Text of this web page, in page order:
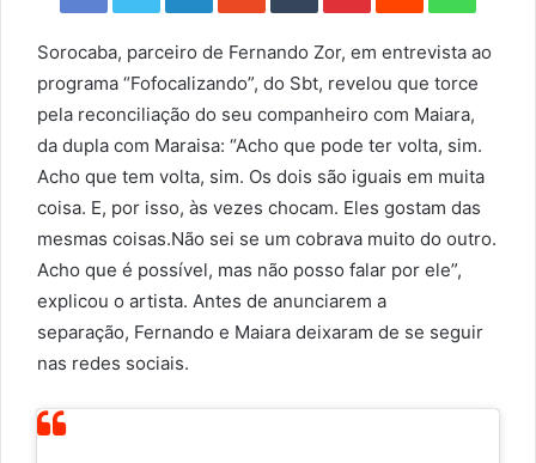
Sorocaba, parceiro de Fernando Zor, em entrevista ao
programa “Fofocalizando”, do Sbt, revelou que torce
pela reconciliação do seu companheiro com Maiara,
da dupla com Maraisa: “Acho que pode ter volta, sim.
Acho que tem volta, sim. Os dois são iguais em muita
coisa. E, por isso, às vezes chocam. Eles gostam das
mesmas coisas.Não sei se um cobrava muito do outro.
Acho que é possível, mas não posso falar por ele”,
explicou o artista. Antes de anunciarem a
separação, Fernando e Maiara deixaram de se seguir
nas redes sociais.